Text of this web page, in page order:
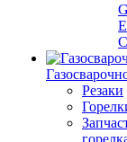
Резаки